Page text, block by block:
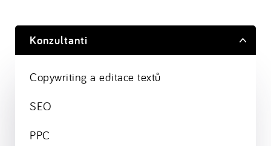
Konzultanti
Copywriting a editace textů
SEO
PPC